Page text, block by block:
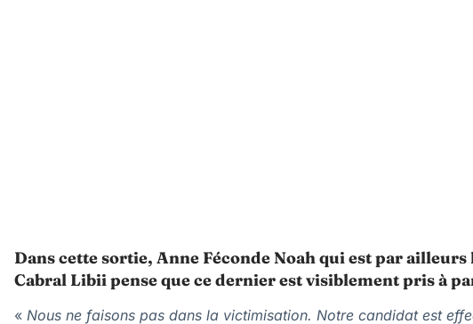
Dans cette sortie, Anne Féconde Noah qui est par
Cabral Libii pense que ce dernier est visiblement pris à
« Nous ne faisons pas dans la victimisation. Notre candidat est